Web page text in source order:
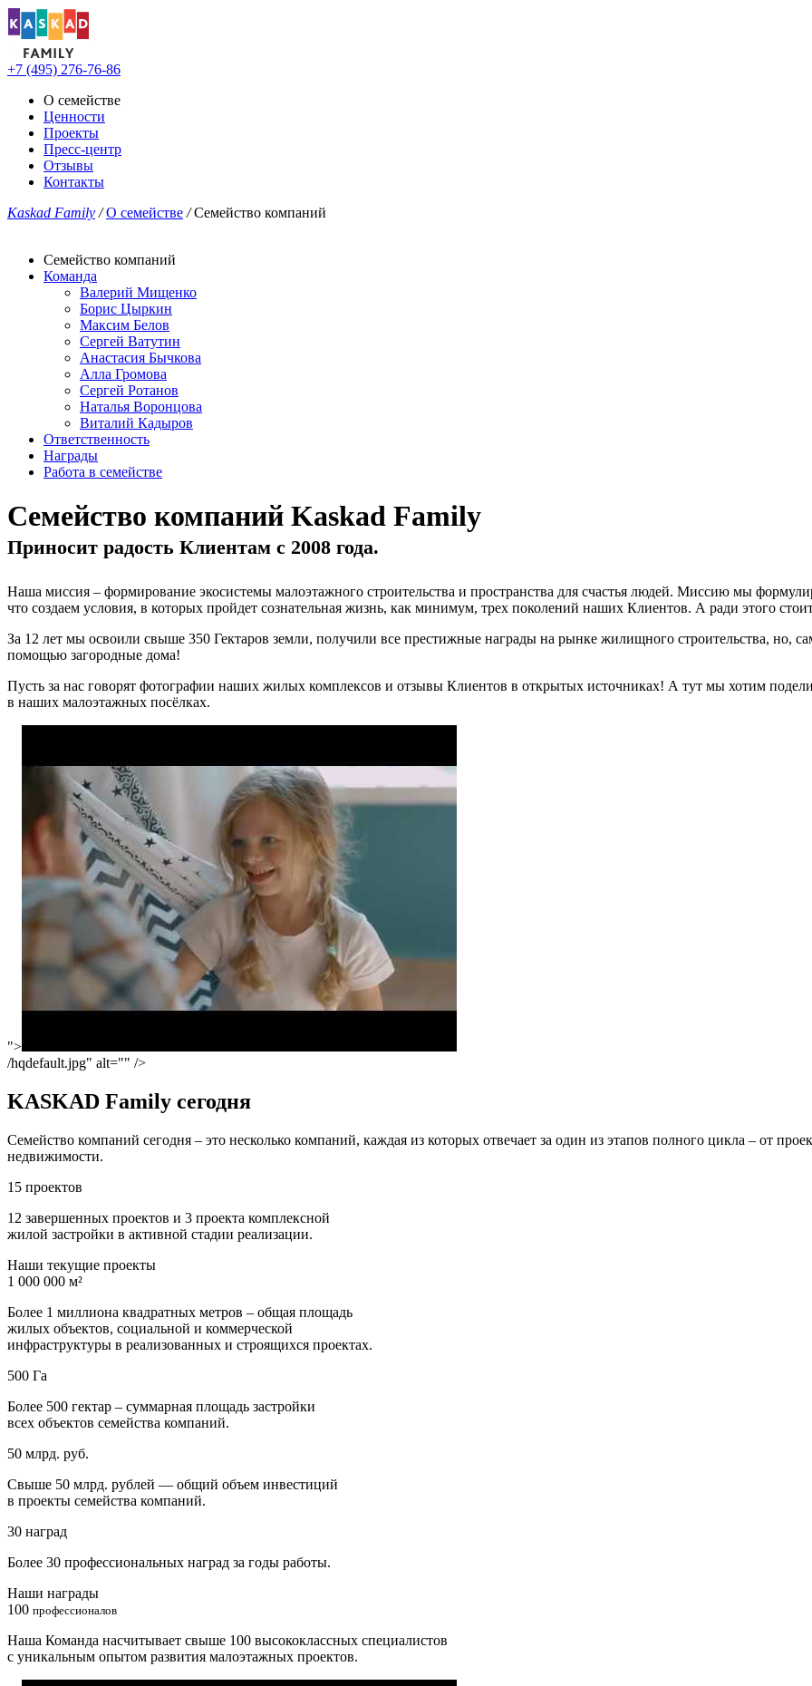
+7 (495) 276-76-86
О семействе
Ценности
Проекты
Пресс-центр
Отзывы
Контакты
Kaskad Family / О семействе / Семейство компаний
Семейство компаний
Команда
Валерий Мищенко
Борис Цыркин
Максим Белов
Сергей Ватутин
Анастасия Бычкова
Алла Громова
Сергей Ротанов
Наталья Воронцова
Виталий Кадыров
Ответственность
Награды
Работа в семействе
Семейство компаний Kaskad Family
Приносит радость Клиентам с 2008 года.
Наша миссия – формирование экосистемы малоэтажного строительства и пространства для счастья людей. Миссию мы
что создаем условия, в которых пройдет сознательная жизнь, как минимум, трех поколений наших Клиентов. А ради этого
За 12 лет мы освоили свыше 350 Гектаров земли, получили все престижные награды на рынке жилищного строительства, но,
помощью загородные дома!
Пусть за нас говорят фотографии наших жилых комплексов и отзывы Клиентов в открытых источниках! А тут мы хотим
в наших малоэтажных посёлках.
">
/hqdefault.jpg" alt="" />
KASKAD Family сегодня
Семейство компаний сегодня – это несколько компаний, каждая из которых отвечает за один из этапов полного цикла – от
недвижимости.
15 проектов
12 завершенных проектов и 3 проекта комплексной
жилой застройки в активной стадии реализации.
Наши текущие проекты
1 000 000 м²
Более 1 миллиона квадратных метров – общая площадь
жилых объектов, социальной и коммерческой
инфраструктуры в реализованных и строящихся проектах.
500 Га
Более 500 гектар – суммарная площадь застройки
всех объектов семейства компаний.
50 млрд. руб.
Свыше 50 млрд. рублей — общий объем инвестиций
в проекты семейства компаний.
30 наград
Более 30 профессиональных наград за годы работы.
Наши награды
100 профессионалов
Наша Команда насчитывает свыше 100 высококлассных специалистов
с уникальным опытом развития малоэтажных проектов.